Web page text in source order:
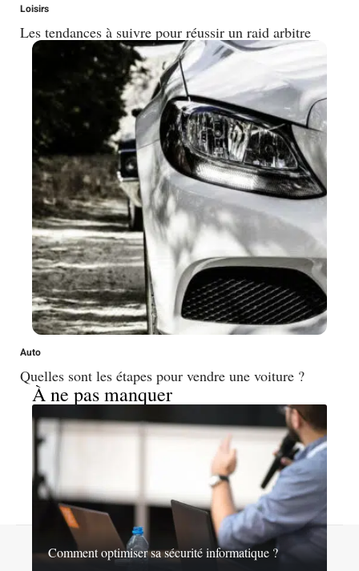
Loisirs
Les tendances à suivre pour réussir un raid arbitre
Auto
Quelles sont les étapes pour vendre une voiture ?
À ne pas manquer
Comment optimiser sa sécurité informatique ?
Contact Mentions légales Sitemap